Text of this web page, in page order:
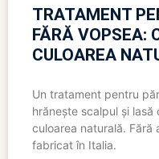
TRATAMENT
FĂRĂ VOPSEA:
CULOAREA
Un tratament pentru
hrănește scalpul și
culoarea naturală.
fabricat în Italia.